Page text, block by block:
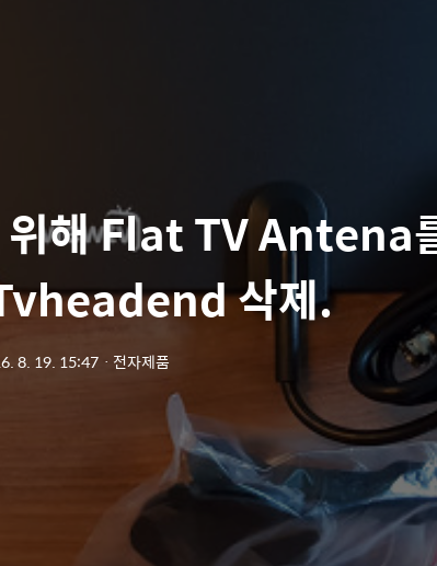
해 Flat TV Antena
삭제.
8. 19. 15:47 ㆍ 전자제품